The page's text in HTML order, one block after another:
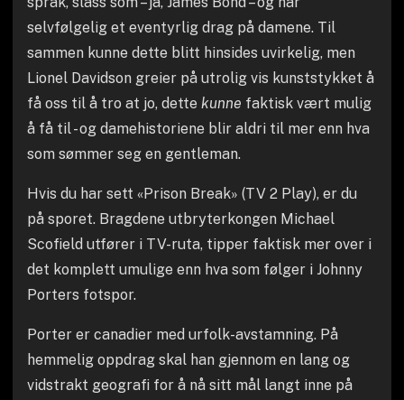
selvfølgelig et eventyrlig drag på damene. Til
sammen kunne dette blitt hinsides uvirkelig, men
Lionel Davidson greier på utrolig vis kunststykket å
få oss til å tro at jo, dette kunne faktisk vært mulig
å få til - og damehistoriene blir aldri til mer enn hva
som sømmer seg en gentleman.
Hvis du har sett «Prison Break» (TV 2 Play), er du
på sporet. Bragdene utbryterkongen Michael
Scofield utfører i TV-ruta, tipper faktisk mer over i
det komplett umulige enn hva som følger i Johnny
Porters fotspor.
Porter er canadier med urfolk-avstamning. På
hemmelig oppdrag skal han gjennom en lang og
vidstrakt geografi for å nå sitt mål langt inne på